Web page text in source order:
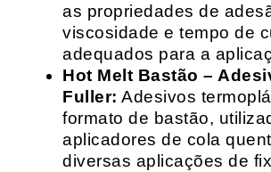
as propriedades de
viscosidade e tempo de
adequados para a
Hot Melt Bastão –
Fuller: Adesivos
formato de bastão,
aplicadores de cola
diversas aplicações de